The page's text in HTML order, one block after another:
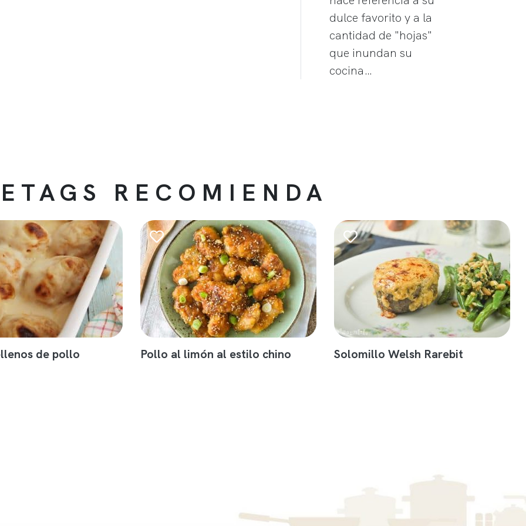
dulce favorito y a la
cantidad de "hojas"
que inundan su
cocina…
RECOMIENDA
de pollo Pollo al limón al estilo chino Solomillo Welsh Rarebit